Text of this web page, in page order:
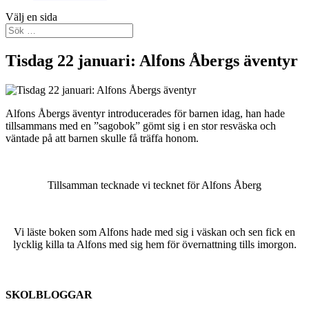
Välj en sida
Tisdag 22 januari: Alfons Åbergs äventyr
Alfons Åbergs äventyr introducerades för barnen idag, han hade
tillsammans med en ”sagobok” gömt sig i en stor resväska och
väntade på att barnen skulle få träffa honom.
Tillsamman tecknade vi tecknet för Alfons Åberg
Vi läste boken som Alfons hade med sig i väskan och sen fick en
lycklig killa ta Alfons med sig hem för övernattning tills imorgon.
SKOLBLOGGAR